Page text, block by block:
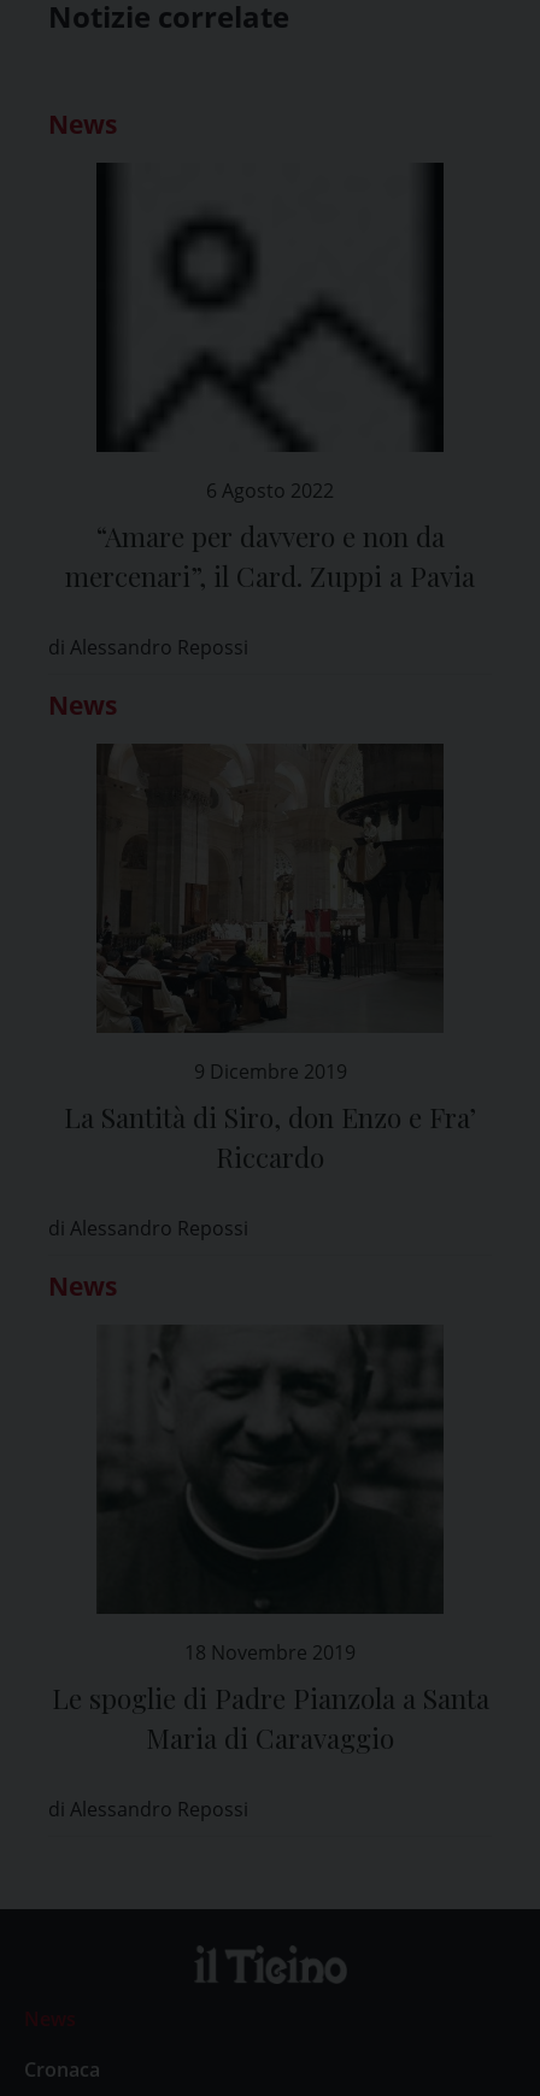
Notizie correlate
News
6 Agosto 2022
“Amare per davvero e non da
mercenari”, il Card. Zuppi a Pavia
di Alessandro Repossi
News
9 Dicembre 2019
La Santità di Siro, don Enzo e Fra’
Riccardo
di Alessandro Repossi
News
18 Novembre 2019
Le spoglie di Padre Pianzola a Santa
Maria di Caravaggio
di Alessandro Repossi
News
Cronaca